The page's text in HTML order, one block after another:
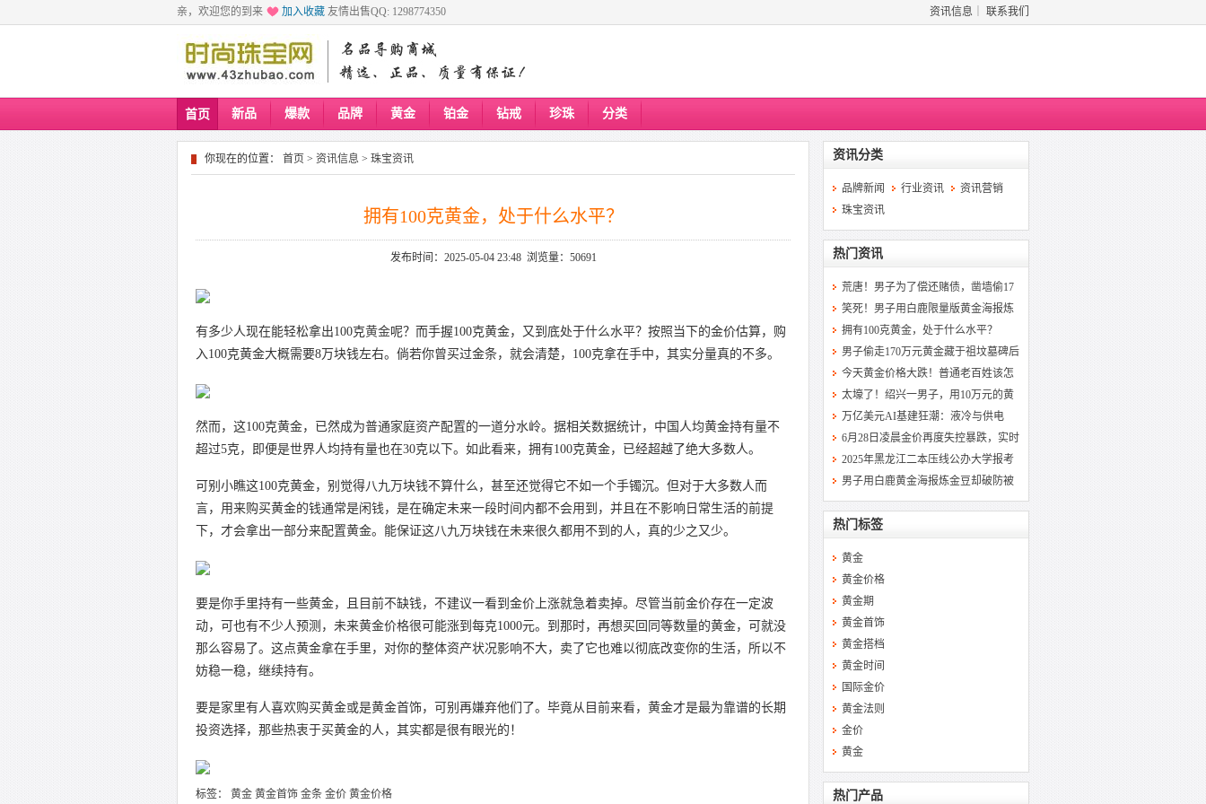
亲，欢迎您的到来 加入收藏 友情出售QQ: 1298774350 资讯信息 联系我们
首页 新品 爆款 品牌 黄金 铂金 钻戒 珍珠 分类
你现在的位置： 首页 > 资讯信息 > 珠宝资讯
拥有100克黄金，处于什么水平？
发布时间：2025-05-04 23:48 浏览量：50691
有多少人现在能轻松拿出100克黄金呢？而手握100克黄金，又到底处于什么水平？按照当下的金价估算，购
入100克黄金大概需要8万块钱左右。倘若你曾买过金条，就会清楚，100克拿在手中，其实分量真的不多。
然而，这100克黄金，已然成为普通家庭资产配置的一道分水岭。据相关数据统计，中国人均黄金持有量不
超过5克，即便是世界人均持有量也在30克以下。如此看来，拥有100克黄金，已经超越了绝大多数人。
可别小瞧这100克黄金，别觉得八九万块钱不算什么，甚至还觉得它不如一个手镯沉。但对于大多数人而
言，用来购买黄金的钱通常是闲钱，是在确定未来一段时间内都不会用到，并且在不影响日常生活的前提
下，才会拿出一部分来配置黄金。能保证这八九万块钱在未来很久都用不到的人，真的少之又少。
要是你手里持有一些黄金，且目前不缺钱，不建议一看到金价上涨就急着卖掉。尽管当前金价存在一定波
动，可也有不少人预测，未来黄金价格很可能涨到每克1000元。到那时，再想买回同等数量的黄金，可就没
那么容易了。这点黄金拿在手里，对你的整体资产状况影响不大，卖了它也难以彻底改变你的生活，所以不
妨稳一稳，继续持有。
要是家里有人喜欢购买黄金或是黄金首饰，可别再嫌弃他们了。毕竟从目前来看，黄金才是最为靠谱的长期
投资选择，那些热衷于买黄金的人，其实都是很有眼光的！
标签： 黄金 黄金首饰 金条 金价 黄金价格
资讯分类
品牌新闻 行业资讯
资讯营销
珠宝资讯
热门资讯
荒唐！男子为了偿还赌债，凿墙偷17
笑死！男子用白鹿限量版黄金海报炼
拥有100克黄金，处于什么水平？
男子偷走170万元黄金藏于祖坟墓碑后
今天黄金价格大跌！普通老百姓该怎
太壕了！绍兴一男子，用10万元的黄
万亿美元AI基建狂潮：液冷与供电
6月28日凌晨金价再度失控暴跌，实时
2025年黑龙江二本压线公办大学报考
男子用白鹿黄金海报炼金豆却破防被
热门标签
黄金
黄金价格
黄金期
黄金首饰
黄金搭档
黄金时间
国际金价
黄金法则
金价
黄金
热门产品